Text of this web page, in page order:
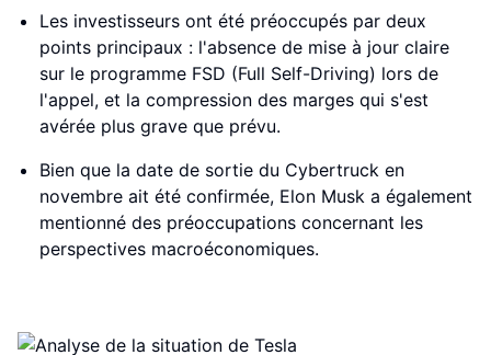
Les investisseurs ont été préoccupés par deux
points principaux : l'absence de mise à jour claire
sur le programme FSD (Full Self-Driving) lors de
l'appel, et la compression des marges qui s'est
avérée plus grave que prévu.
Bien que la date de sortie du Cybertruck en
novembre ait été confirmée, Elon Musk a également
mentionné des préoccupations concernant les
perspectives macroéconomiques.